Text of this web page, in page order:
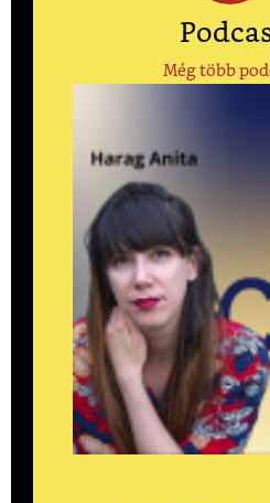
Még több